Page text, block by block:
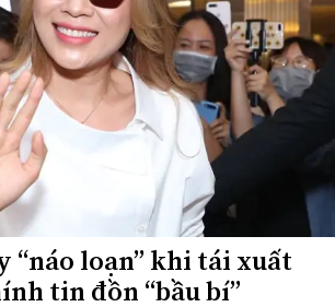
“náo loạn” khi tái xuất
tin đồn “bầu bí”